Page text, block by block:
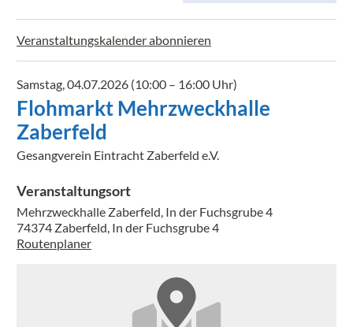
Veranstaltungskalender abonnieren
Samstag, 04.07.2026 (10:00 – 16:00 Uhr)
Flohmarkt Mehrzweckhalle
Zaberfeld
Gesangverein Eintracht Zaberfeld e.V.
Veranstaltungsort
Mehrzweckhalle Zaberfeld, In der Fuchsgrube 4
74374 Zaberfeld, In der Fuchsgrube 4
Routenplaner